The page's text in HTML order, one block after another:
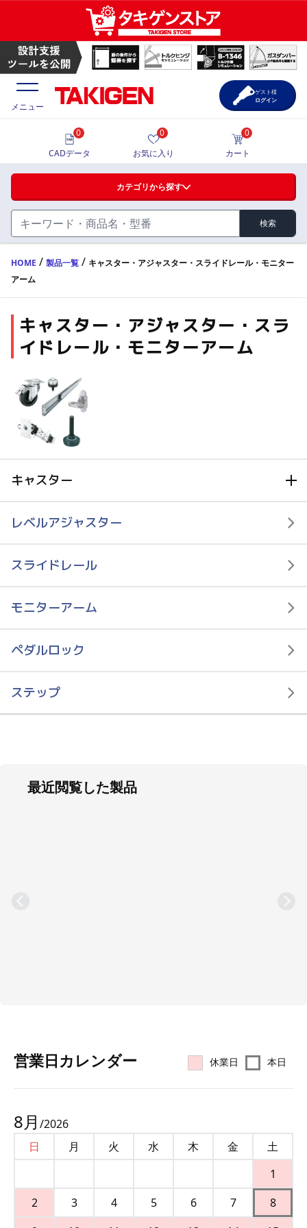
ハンドル・取手・つまみ・周辺機器
FA・A
FB・B
ファスナー・ラッチ錠・キャッチ・錠前装置・周
辺機器
電気錠・インターロック
L・LE
キースイッチ
S
ニターアーム
K・KC
FD・FE
価格一覧
製品カタログ
CAD一覧
メニュー
カテゴリから探す
検索
0
CADデータ
0
お気に入り
0
カート
ゲスト様
ログイン
HOME / 製品一覧 / キャスター・アジャスター・スライドレール・モニター
アーム
キャスター・アジャスター・スラ
イドレール・モニターアーム
キャスター
戸車
レベルアジャスター
スライドレール
モニターアーム
ペダルロック
ステップ
最近閲覧した製品
営業⽇カレンダー 休業日 本日
8月 /2026
日
月 火 水 木 金
土
1
2
3 4 5 6 7
8